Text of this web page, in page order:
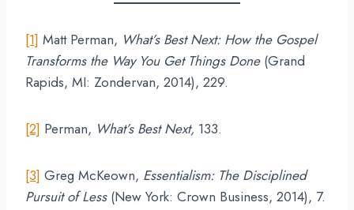
[1] Matt Perman, What’s Best Next: How the Gospel
Transforms the Way You Get Things Done (Grand
Rapids, MI: Zondervan, 2014), 229.
[2] Perman, What’s Best Next, 133.
[3] Greg McKeown, Essentialism: The Disciplined
Pursuit of Less (New York: Crown Business, 2014), 7.